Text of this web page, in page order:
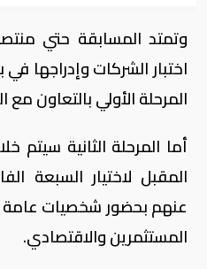
وتمتد المسابقة حتي
اختبار الشركات وإدراجها
المرحلة الأولي بالتعاون
أما المرحلة الثانية سيتم
المقبل لاختيار السبعة
عنهم بحضور شخصيات
المستثمرين والاقتصادي.